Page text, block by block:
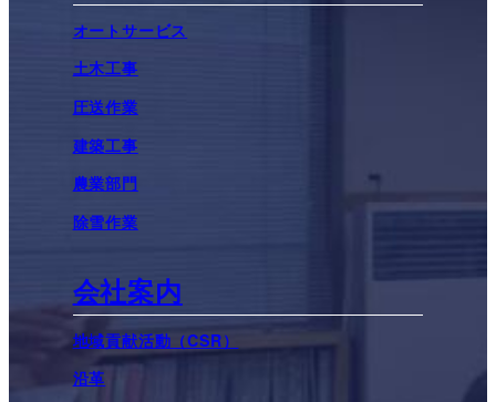
オートサービス
土木工事
圧送作業
建築工事
農業部門
除雪作業
会社案内
地域貢献活動（CSR）
沿革